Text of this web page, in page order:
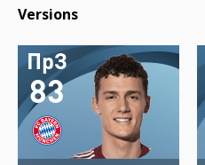
Versions
83
ПрЗ